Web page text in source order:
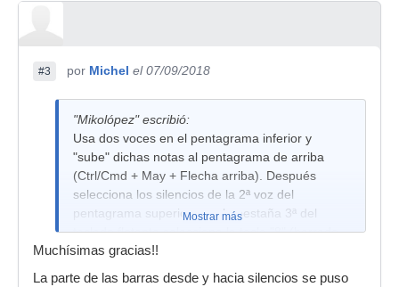
#3 por Michel el 07/09/2018
"Mikolópez" escribió:
Usa dos voces en el pentagrama inferior y
"sube" dichas notas al pentagrama de arriba
(Ctrl/Cmd + May + Flecha arriba). Después
selecciona los silencios de la 2ª voz del
pentagrama superior y en la pestaña 3ª del
teclado flotante selecciona la tecla "8" (barrado
de notas o silencios intermedios). Al final oculta
silencios superfluos. Et voilà!
Mostrar más
Muchísimas gracias!!
La parte de las barras desde y hacia silencios se puso